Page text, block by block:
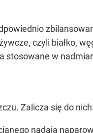
czyli białko,
stosowane w
Zalicza się do nich:
nadają